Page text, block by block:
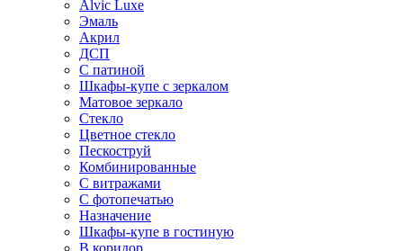
Alvic Luxe
Эмаль
Акрил
ДСП
С патиной
Шкафы-купе с зеркалом
Матовое зеркало
Стекло
Цветное стекло
Пескоструй
Комбинированные
С витражами
С фотопечатью
Назначение
Шкафы-купе в гостиную
В коридор